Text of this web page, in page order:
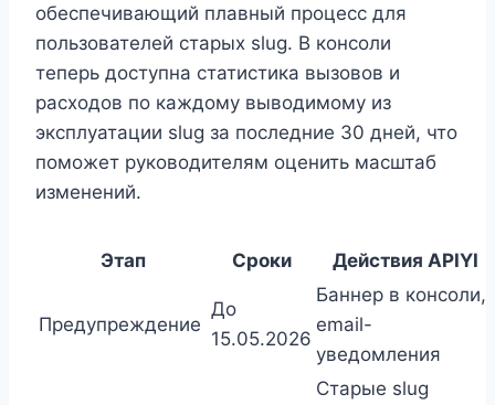
обеспечивающий плавный процесс для
пользователей старых slug. В консоли
теперь доступна статистика вызовов и
расходов по каждому выводимому из
эксплуатации slug за последние 30 дней, что
поможет руководителям оценить масштаб
изменений.
Этап Сроки Действия APIYI
Предупреждение
До
15.05.2026
Баннер в консоли,
email-
уведомления
Старые slug